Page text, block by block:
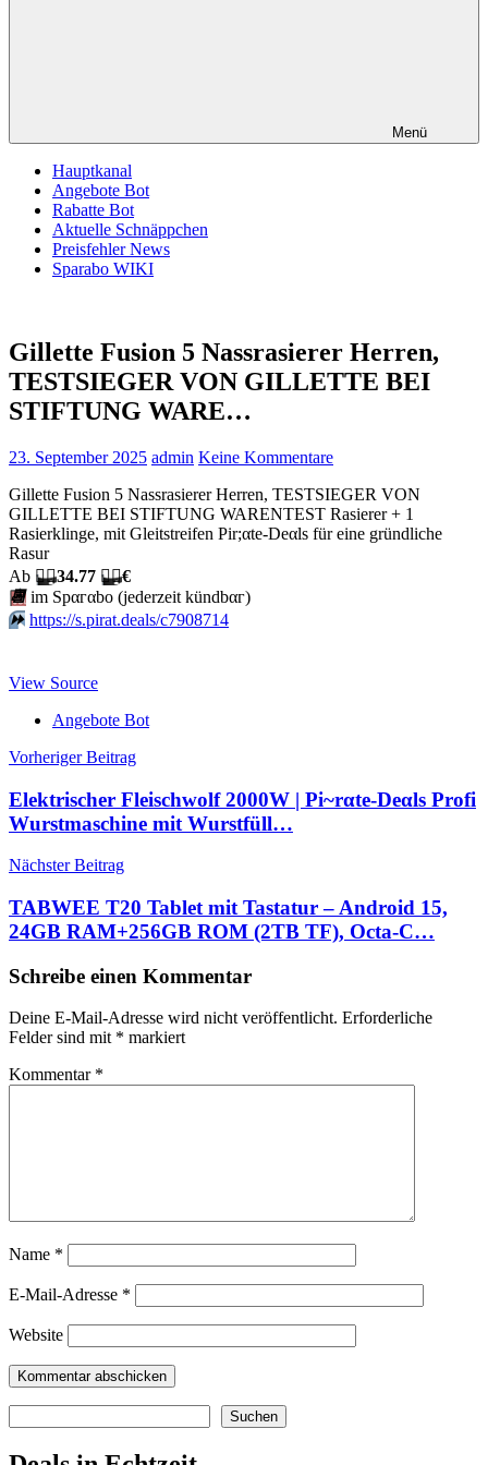
Menü
Hauptkanal
Angebote Bot
Rabatte Bot
Aktuelle Schnäppchen
Preisfehler News
Sparabo WIKI
Gillette Fusion 5 Nassrasierer Herren,
TESTSIEGER VON GILLETTE BEI
STIFTUNG WARE…
23. September 2025 admin Keine Kommentare
Gillette Fusion 5 Nassrasierer Herren, TESTSIEGER VON
GILLETTE BEI STIFTUNG WARENTEST Rasierer + 1
Rasierklinge, mit Gleitstreifen Pir;αtе-Dеαls für eine gründliche
Rasur
Аb 🏴‍☠️34.77 🏴‍☠️€
📆im Spαгαbο (jеdеrzеit kündbαг)
⏩️ https://s.pirat.deals/c7908714
View Source
Angebote Bot
Beitragsnavigation
Vorheriger Beitrag
Elektrischer Fleischwolf 2000W | Pi~rαtе-Dеαls Profi
Wurstmaschine mit Wurstfüll…
Nächster Beitrag
TABWEE T20 Tablet mit Tastatur – Android 15,
24GB RAM+256GB ROM (2TB TF), Octa-C…
Schreibe einen Kommentar
Deine E-Mail-Adresse wird nicht veröffentlicht. Erforderliche
Felder sind mit * markiert
Kommentar *
Name *
E-Mail-Adresse *
Website
Suchen